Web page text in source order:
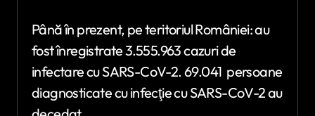
Până în prezent, pe teritoriul României: au
fost înregistrate 3.555.963 cazuri de
infectare cu SARS-CoV-2. 69.041 persoane
diagnosticate cu infecţie cu SARS-CoV-2 au